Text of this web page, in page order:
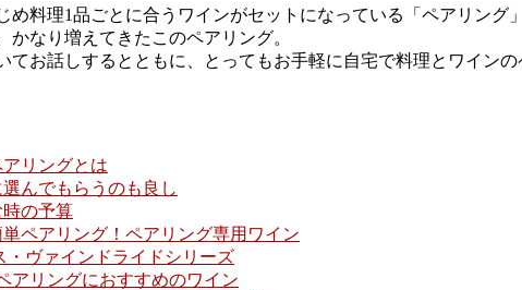
料理1品ごとに合うワインがセットになっている「ペアリング
なり増えてきたこのペアリング。
てお話しするとともに、とってもお手軽に自宅で料理とワイン
リングとは
んでもらうのも良し
の予算
ペアリング！ペアリング専用ワイン
・ヴァインドライドシリーズ
アリングにおすすめのワイン